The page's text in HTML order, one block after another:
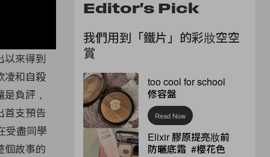
以來得到
凌和自殺
負評，
首支預告
受盡同學
個故事的
Editor's Pick
我們用到「鐵片」的彩妝空空
賞
too cool for school
修容盤
Read Now
Elixir 膠原提亮妝前
防曬底霜 #櫻花色